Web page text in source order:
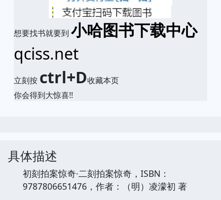
想要找书就要到 小哈图书下载中心
qciss.net
立刻按 ctrl+D收藏本页
你会得到大惊喜!!
具体描述
初刻拍案惊奇·二刻拍案惊奇，ISBN：
9787806651476，作者：（明）凌濛初 著